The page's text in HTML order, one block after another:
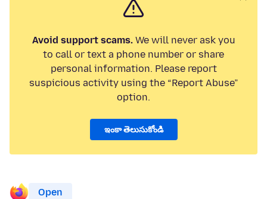
Avoid support scams.We will never ask you
to call or text a phone number or share
personal information. Please report
suspicious activity using the “Report Abuse”
option.
ఇంకా తెలుసుకోండి
Open